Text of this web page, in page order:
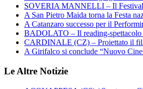
SOVERIA MANNELLI – Il Festival
A San Pietro Maida torna la Festa
A Catanzaro successo per il
BADOLATO – Il reading-spettacolo
CARDINALE (CZ) – Proiettato il
A Girifalco si conclude “Nuovo
Le Altre Notizie